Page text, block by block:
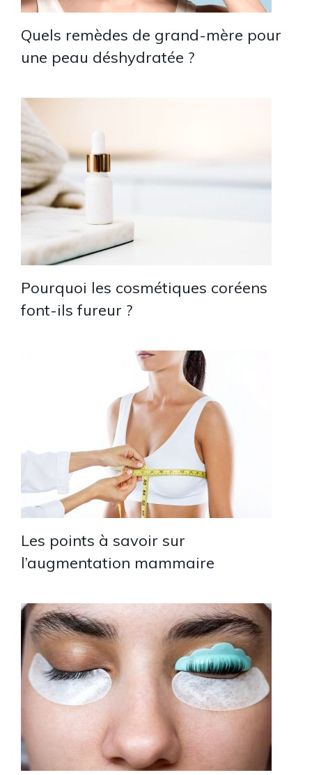
Quels remèdes de grand-mère pour
une peau déshydratée ?
Pourquoi les cosmétiques coréens
font-ils fureur ?
Les points à savoir sur
l’augmentation mammaire